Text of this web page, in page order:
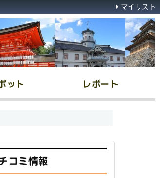
ット レポート
マイリスト
コミ情報